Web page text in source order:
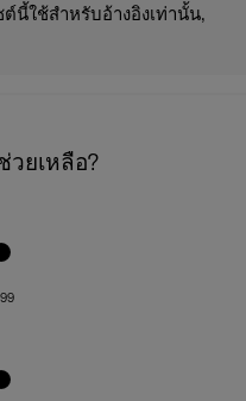
นี้ใช้สำหรับอ้างอิงเท่านั้น,
ยเหลือ?